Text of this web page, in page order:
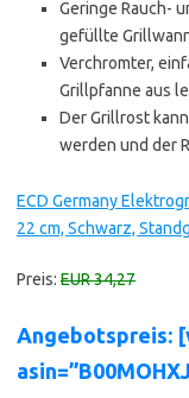
Geringe Rauch-
gefüllte
Verchromter,
Grillpfanne aus
Der Grillrost
werden und der
ECD Germany
22 cm, Schwarz,
Preis: EUR 34,27
Angebotspreis: